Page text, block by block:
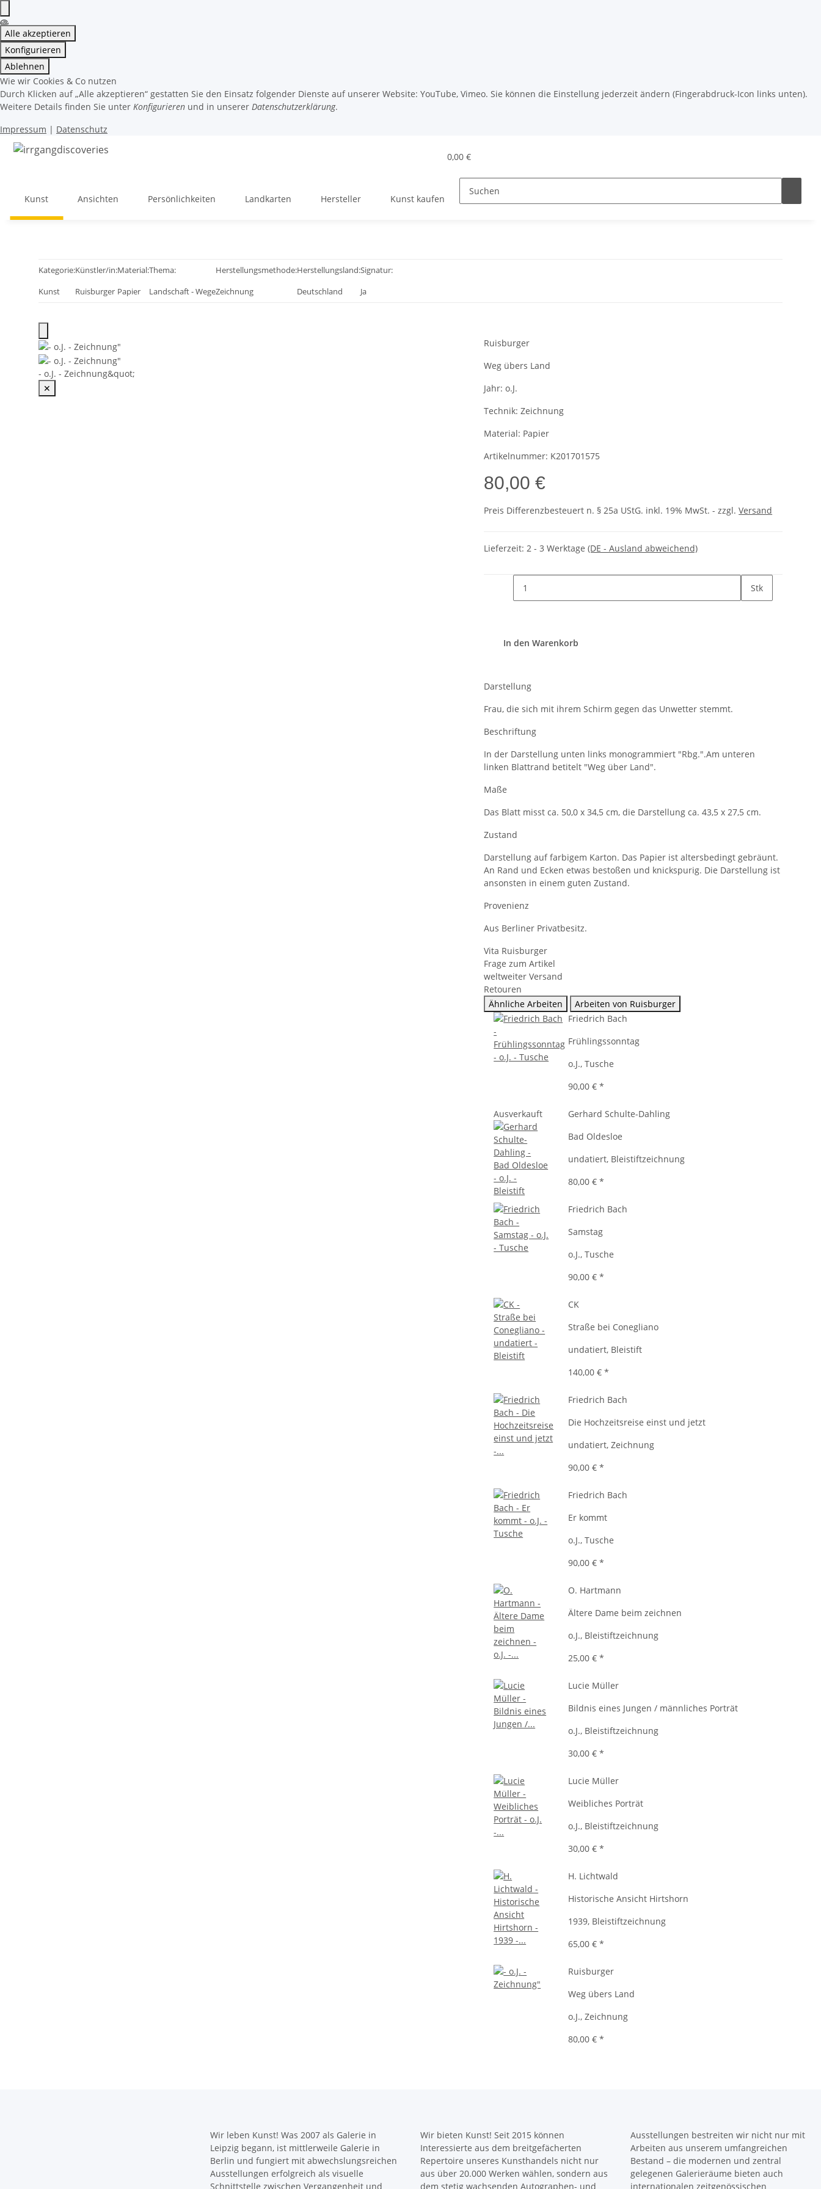
Alle akzeptieren
Konfigurieren
Ablehnen
Wie wir Cookies & Co nutzen
Durch Klicken auf „Alle akzeptieren“ gestatten Sie den Einsatz folgender Dienste auf unserer Website: YouTube, Vimeo. Sie können die Einstellung jederzeit ändern (Fingerabdruck-Icon links unten).
Weitere Details finden Sie unter Konfigurieren und in unserer Datenschutzerklärung.
Impressum | Datenschutz
0,00 €
Kunst Ansichten Persönlichkeiten Landkarten Hersteller Kunst kaufen
Kategorie:
Kunst
Künstler/in:
Ruisburger
Material:
Papier
Thema:
Landschaft - Wege
Herstellungsmethode:
Zeichnung
Herstellungsland:
Deutschland
Signatur:
Ja
- o.J. - Zeichnung&quot;
✕
Ruisburger
Weg übers Land
Jahr: o.J.
Technik: Zeichnung
Material: Papier
Artikelnummer: K201701575
80,00 €
Preis Differenzbesteuert n. § 25a UStG. inkl. 19% MwSt. - zzgl.Versand
Lieferzeit:2 - 3 Werktage(DE - Ausland abweichend)
Stk
In den Warenkorb
Darstellung
Frau, die sich mit ihrem Schirm gegen das Unwetter stemmt.
Beschriftung
In der Darstellung unten links monogrammiert "Rbg.".Am unteren
linken Blattrand betitelt "Weg über Land".
Maße
Das Blatt misst ca. 50,0 x 34,5 cm, die Darstellung ca. 43,5 x 27,5 cm.
Zustand
Darstellung auf farbigem Karton. Das Papier ist altersbedingt gebräunt.
An Rand und Ecken etwas bestoßen und knickspurig. Die Darstellung ist
ansonsten in einem guten Zustand.
Provenienz
Aus Berliner Privatbesitz.
Vita Ruisburger
Frage zum Artikel
weltweiter Versand
Retouren
Ähnliche Arbeiten
Arbeiten von Ruisburger
Friedrich Bach
Frühlingssonntag
o.J., Tusche
90,00 €*
Ausverkauft
Gerhard Schulte-Dahling
Bad Oldesloe
undatiert, Bleistiftzeichnung
80,00 €*
Friedrich Bach
Samstag
o.J., Tusche
90,00 €*
CK
Straße bei Conegliano
undatiert, Bleistift
140,00 €*
Friedrich Bach
Die Hochzeitsreise einst und jetzt
undatiert, Zeichnung
90,00 €*
Friedrich Bach
Er kommt
o.J., Tusche
90,00 €*
O. Hartmann
Ältere Dame beim zeichnen
o.J., Bleistiftzeichnung
25,00 €*
Lucie Müller
Bildnis eines Jungen / männliches Porträt
o.J., Bleistiftzeichnung
30,00 €*
Lucie Müller
Weibliches Porträt
o.J., Bleistiftzeichnung
30,00 €*
H. Lichtwald
Historische Ansicht Hirtshorn
1939, Bleistiftzeichnung
65,00 €*
Ruisburger
Weg übers Land
o.J., Zeichnung
80,00 €*
Wir leben Kunst! Was 2007 als Galerie in
Leipzig begann, ist mittlerweile Galerie in
Berlin und fungiert mit abwechslungsreichen
Ausstellungen erfolgreich als visuelle
Schnittstelle zwischen Vergangenheit und
Wir bieten Kunst! Seit 2015 können
Interessierte aus dem breitgefächerten
Repertoire unseres Kunsthandels nicht nur
aus über 20.000 Werken wählen, sondern aus
dem stetig wachsenden Autographen- und
Ausstellungen bestreiten wir nicht nur mit
Arbeiten aus unserem umfangreichen
Bestand – die modernen und zentral
gelegenen Galerieräume bieten auch
internationalen zeitgenössischen